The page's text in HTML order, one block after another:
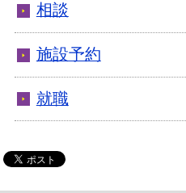
相談
施設予約
就職